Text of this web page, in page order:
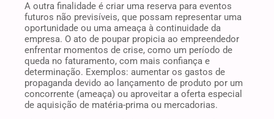
A outra finalidade é criar uma reserva para eventos
futuros não previsíveis, que possam representar uma
oportunidade ou uma ameaça à continuidade da
empresa. O ato de poupar propicia ao empreendedor
enfrentar momentos de crise, como um período de
queda no faturamento, com mais confiança e
determinação. Exemplos: aumentar os gastos de
propaganda devido ao lançamento de produto por um
concorrente (ameaça) ou aproveitar a oferta especial
de aquisição de matéria-prima ou mercadorias.